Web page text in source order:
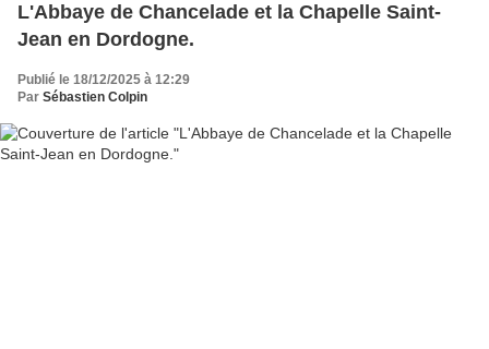
L'Abbaye de Chancelade et la Chapelle Saint-
Jean en Dordogne.
Publié le 18/12/2025 à 12:29
Par Sébastien Colpin